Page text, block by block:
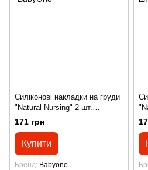
Силіконові накладки на груди
"Natural Nursing" 2 шт.
"BabyOno"
171 грн
Купити
Бренд Babyono